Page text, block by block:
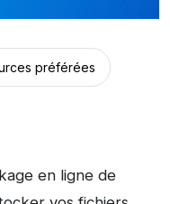
préférées
en ligne de